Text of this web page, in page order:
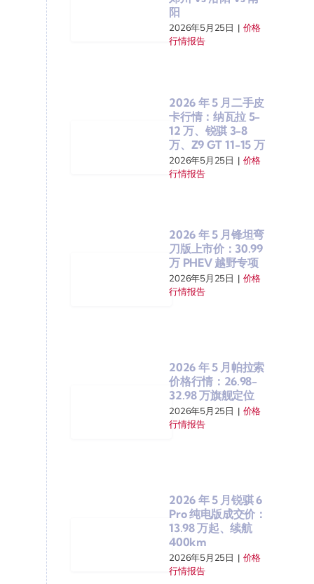
阳
2026年5月25日 | 价格
行情报告
2026 年 5 月二手皮
卡行情：纳瓦拉 5-
12 万、锐骐 3-8
万、Z9 GT 11-15 万
2026年5月25日 | 价格
行情报告
2026 年 5 月锋坦弯
刀版上市价：30.99
万 PHEV 越野专项
2026年5月25日 | 价格
行情报告
2026 年 5 月帕拉索
价格行情：26.98-
32.98 万旗舰定位
2026年5月25日 | 价格
行情报告
2026 年 5 月锐骐 6
Pro 纯电版成交价：
13.98 万起、续航
400km
2026年5月25日 | 价格
行情报告